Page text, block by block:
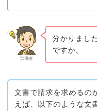
労働者
分かりまし
ですか。
文書で請求を求めるの
えば、以下のような文